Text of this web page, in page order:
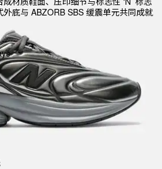
底与 ABZORB SBS 缓震单元共同成就